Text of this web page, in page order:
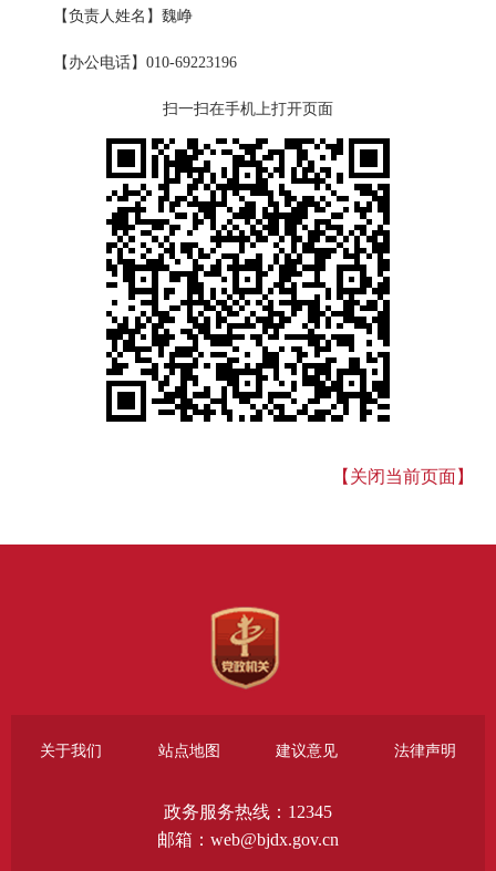
【负责人姓名】魏峥
【办公电话】010-69223196
扫一扫在手机上打开页面
【关闭当前页面】
关于我们 站点地图 建议意见 法律声明
政务服务热线：12345
邮箱：web@bjdx.gov.cn